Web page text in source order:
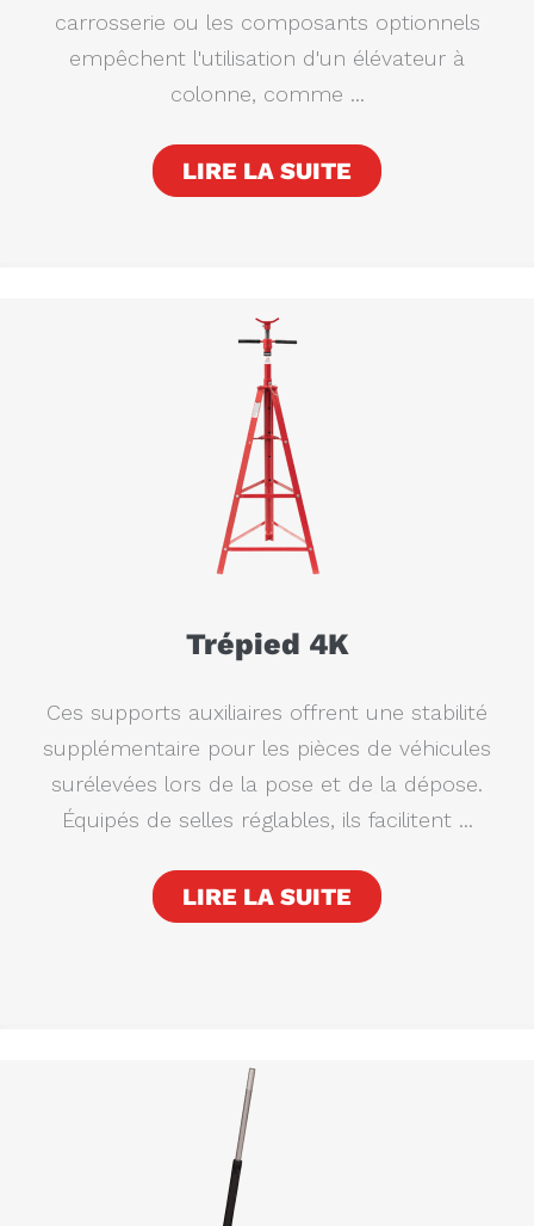
carrosserie ou les composants optionnels
empêchent l'utilisation d'un élévateur à
colonne, comme ...
LIRE LA SUITE
Trépied 4K
Ces supports auxiliaires offrent une stabilité
supplémentaire pour les pièces de véhicules
surélevées lors de la pose et de la dépose.
Équipés de selles réglables, ils facilitent ...
LIRE LA SUITE